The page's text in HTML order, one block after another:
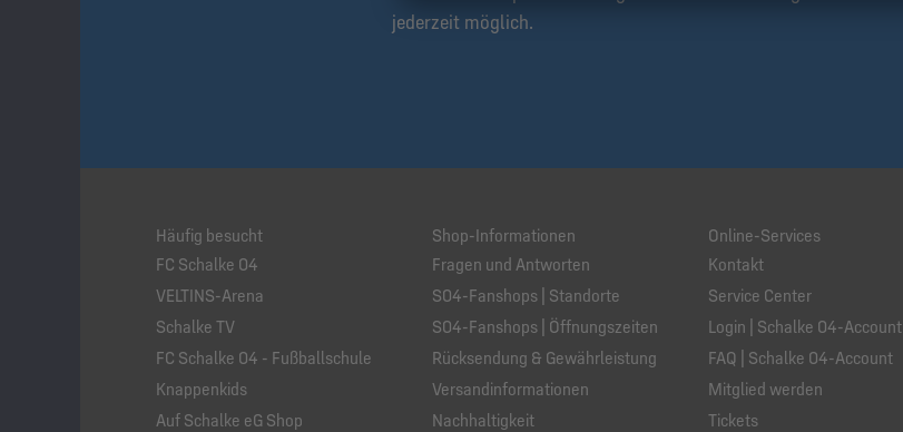
jederzeit möglich.
Häufig besucht
FC Schalke 04
VELTINS-Arena
Schalke TV
FC Schalke 04 - Fußballschule
Knappenkids
Auf Schalke eG Shop
Shop-Informationen
Fragen und Antworten
S04-Fanshops | Standorte
S04-Fanshops | Öffnungszeiten
Rücksendung & Gewährleistung
Versandinformationen
Nachhaltigkeit
Online-Services
Kontakt
Service Center
Login | Schalke 04-Account
FAQ | Schalke 04-Account
Mitglied werden
Tickets